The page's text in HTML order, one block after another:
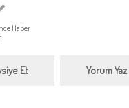
Haber
Et Yorum Yaz